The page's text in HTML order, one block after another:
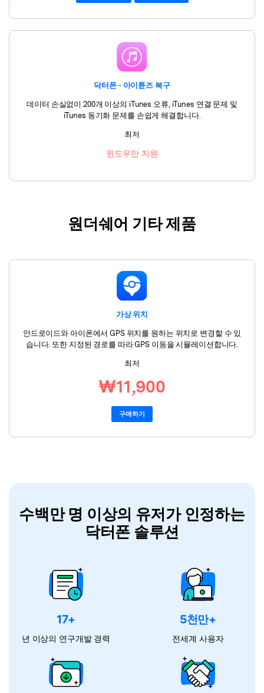
닥터폰 - 아이튠즈 복구
데이터 손실없이 200개 이상의 iTunes 오류, iTunes 연결 문제 및
iTunes 동기화 문제를 손쉽게 해결합니다.
최저
윈도우만 지원
원더쉐어 기타 제품
가상 위치
안드로이드와 아이폰에서 GPS 위치를 원하는 위치로 변경할 수 있
습니다. 또한 지정된 경로를 따라 GPS 이동을 시뮬레이션합니다.
최저
₩11,900
구매하기
수백만 명 이상의 유저가 인정하는
닥터폰 솔루션
17+
년 이상의 연구개발 경력
5천만+
전세계 사용자